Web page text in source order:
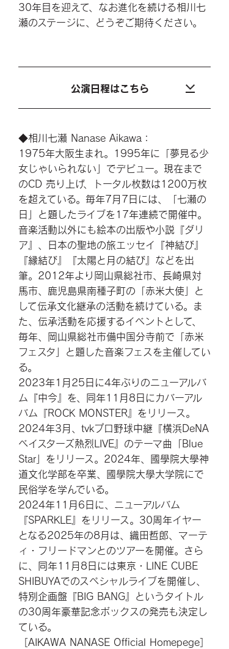
30年目を迎えて、なお進化を続ける相川七
瀬のステージに、どうぞご期待ください。
公演日程はこちら
◆相川七瀬 Nanase Aikawa：
1975年大阪生まれ。1995年に「夢見る少
女じゃいられない」でデビュー。現在まで
のCD 売り上げ、トータル枚数は1200万枚
を超えている。毎年7月7日には、「七瀬の
日」と題したライブを17年連続で開催中。
音楽活動以外にも絵本の出版や小説『ダリ
ア』、日本の聖地の旅エッセイ『神結び』
『縁結び』『太陽と月の結び』などを出
筆。2012年より岡山県総社市、長崎県対
馬市、鹿児島県南種子町の「赤米大使」と
して伝承文化継承の活動を続けている。ま
た、伝承活動を応援するイベントとして、
毎年、岡山県総社市備中国分寺前で「赤米
フェスタ」と題した音楽フェスを主催してい
る。
2023年1月25日に4年ぶりのニューアルバ
ム『中今』を、同年11月8日にカバーアル
バム『ROCK MONSTER』をリリース。
2024年3月、tvkプロ野球中継『横浜DeNA
ベイスターズ熱烈LIVE』のテーマ曲「Blue
Star」をリリース。2024年、國學院大學神
道文化学部を卒業、國學院大學大学院にで
民俗学を学んでいる。
2024年11月6日に、ニューアルバム
『SPARKLE』をリリース。30周年イヤー
となる2025年の8月は、織田哲郎、マーテ
ィ・フリードマンとのツアーを開催。さら
に、同年11月8日には東京・LINE CUBE
SHIBUYAでのスペシャルライブを開催し、
特別企画盤『BIG BANG』というタイトル
の30周年豪華記念ボックスの発売も決定し
ている。
［AIKAWA NANASE Official Homepege］